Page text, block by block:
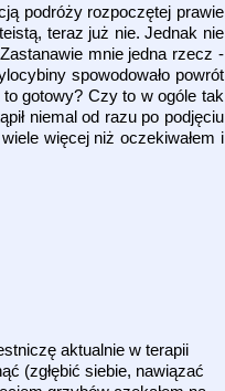
podróży rozpoczętej prawie
teraz już nie. Jednak nie
mnie jedna rzecz -
spowodowało powrót
gotowy? Czy to w ogóle tak
niemal od razu po podjęciu
więcej niż oczekiwałem i
aktualnie w terapii
(zgłębić siebie, nawiązać